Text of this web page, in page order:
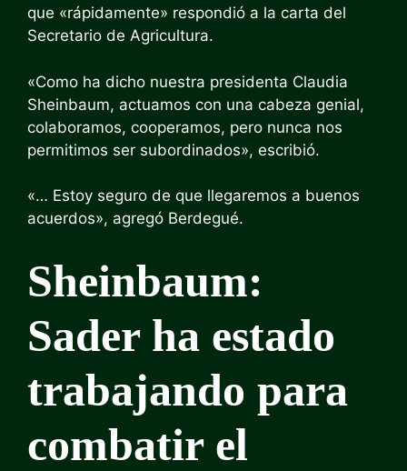
que «rápidamente» respondió a la carta del
Secretario de Agricultura.
«Como ha dicho nuestra presidenta Claudia
Sheinbaum, actuamos con una cabeza genial,
colaboramos, cooperamos, pero nunca nos
permitimos ser subordinados», escribió.
«… Estoy seguro de que llegaremos a buenos
acuerdos», agregó Berdegué.
Sheinbaum:
Sader ha estado
trabajando para
combatir el